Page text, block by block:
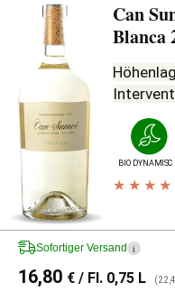
Can
Blanca
Sofortiger Versand i
16,80 € / Fl. 0,75 L